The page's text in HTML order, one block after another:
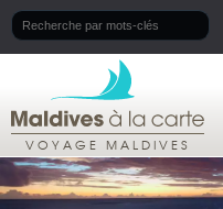
VOYAGE MALDIVES